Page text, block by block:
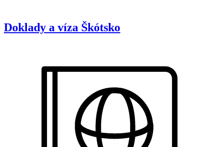
Doklady a víza Škótsko